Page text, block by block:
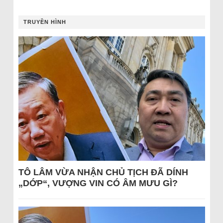
TRUYỀN HÌNH
TÔ LÂM VỪA NHẬN CHỦ TỊCH ĐÃ DÍNH
„DỚP“, VƯỢNG VIN CÓ ÂM MƯU GÌ?